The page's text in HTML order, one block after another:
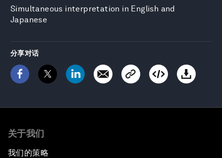
Simultaneous interpretation in English and
Japanese
分享对话
关于我们
我们的策略